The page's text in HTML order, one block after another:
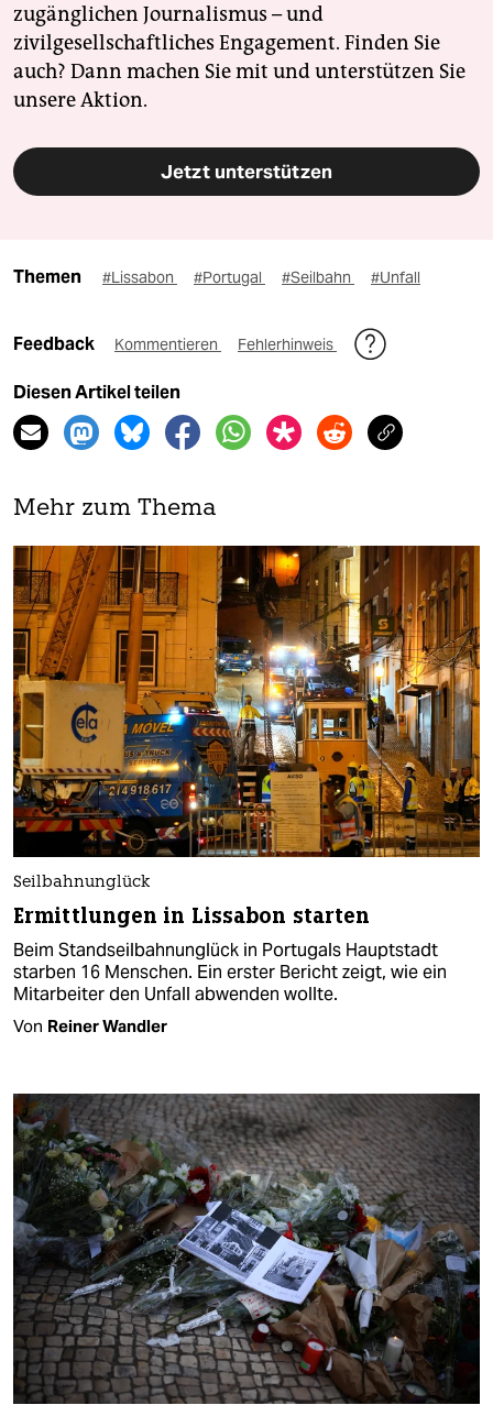
zugänglichen Journalismus – und
zivilgesellschaftliches Engagement. Finden Sie
auch? Dann machen Sie mit und unterstützen Sie
unsere Aktion.
Jetzt unterstützen
Themen #Lissabon #Portugal #Seilbahn #Unfall
Feedback Kommentieren Fehlerhinweis
Diesen Artikel teilen
Mehr zum Thema
Seilbahnunglück
Ermittlungen in Lissabon starten
Beim Standseilbahnunglück in Portugals Hauptstadt
starben 16 Menschen. Ein erster Bericht zeigt, wie ein
Mitarbeiter den Unfall abwenden wollte.
Von Reiner Wandler